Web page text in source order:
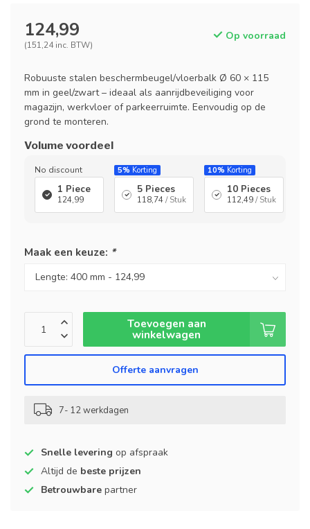
124,99
(151,24 inc. BTW)
Op voorraad
Robuuste stalen beschermbeugel/vloerbalk Ø 60 × 115
mm in geel/zwart – ideaal als aanrijdbeveiliging voor
magazijn, werkvloer of parkeerruimte. Eenvoudig op de
grond te monteren.
Volume voordeel
No discount
1 Piece
124,99
5% Korting
5 Pieces
118,74/ Stuk
10% Korting
10 Pieces
112,49/ Stuk
Maak een keuze: *
Toevoegen aan
winkelwagen
Offerte aanvragen
7- 12 werkdagen
Snelle levering op afspraak
Altijd de beste prijzen
Betrouwbare partner